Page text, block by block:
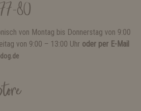
80
von Montag bis Donnerstag von 9:00
von 9:00 – 13:00 Uhr oder per E-Mail